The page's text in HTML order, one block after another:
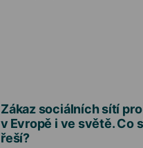
Zákaz sociálních sítí
v Evropě i ve světě. Co
řeší?